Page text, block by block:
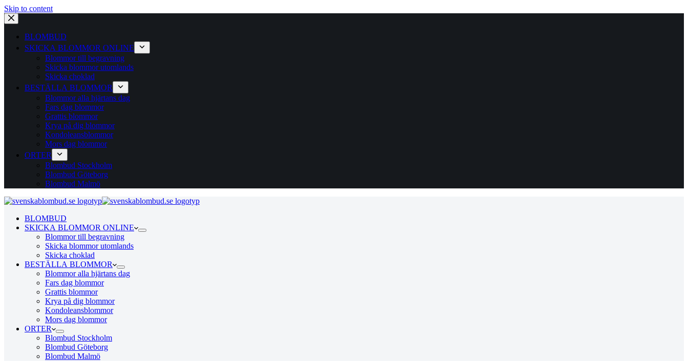
Skip to content
BLOMBUD
SKICKA BLOMMOR ONLINE
Blommor till begravning
Skicka blommor utomlands
Skicka choklad
BESTÄLLA BLOMMOR
Blommor alla hjärtans dag
Fars dag blommor
Grattis blommor
Krya på dig blommor
Kondoleansblommor
Mors dag blommor
ORTER
Blombud Stockholm
Blombud Göteborg
Blombud Malmö
BLOMBUD
SKICKA BLOMMOR ONLINE
Blommor till begravning
Skicka blommor utomlands
Skicka choklad
BESTÄLLA BLOMMOR
Blommor alla hjärtans dag
Fars dag blommor
Grattis blommor
Krya på dig blommor
Kondoleansblommor
Mors dag blommor
ORTER
Blombud Stockholm
Blombud Göteborg
Blombud Malmö